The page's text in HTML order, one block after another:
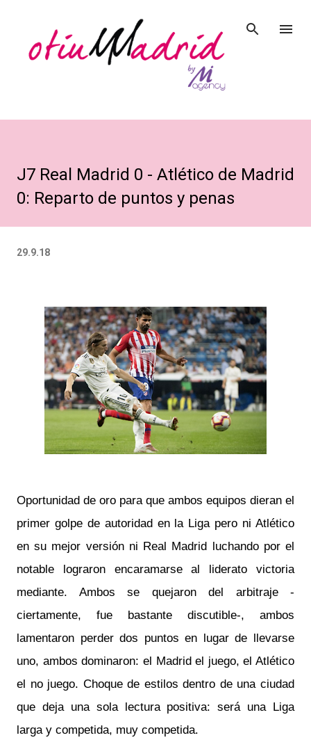
Ir al contenido principal
J7 Real Madrid 0 - Atlético de Madrid
0: Reparto de puntos y penas
29.9.18
Oportunidad de oro para que ambos equipos dieran el
primer golpe de autoridad en la Liga pero ni Atlético
en su mejor versión ni Real Madrid luchando por el
notable lograron encaramarse al liderato victoria
mediante. Ambos se quejaron del arbitraje -
ciertamente, fue bastante discutible-, ambos
lamentaron perder dos puntos en lugar de llevarse
uno, ambos dominaron: el Madrid el juego, el Atlético
el no juego. Choque de estilos dentro de una ciudad
que deja una sola lectura positiva: será una Liga
larga y competida, muy competida.